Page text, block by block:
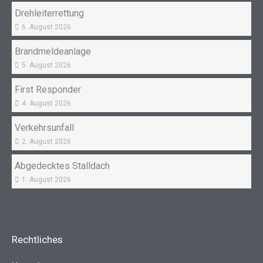
Drehleiterrettung
6. August 2026
Brandmeldeanlage
5. August 2026
First Responder
4. August 2026
Verkehrsunfall
2. August 2026
Abgedecktes Stalldach
1. August 2026
Rechtliches